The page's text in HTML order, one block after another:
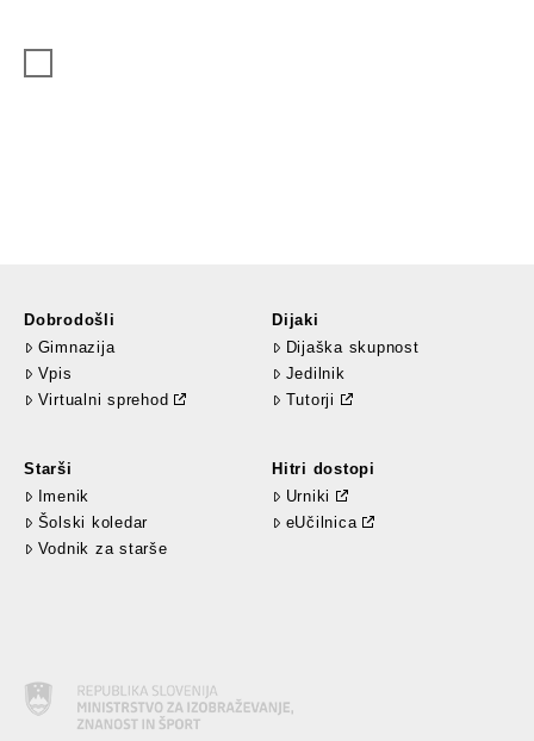
Dobrodošli
Gimnazija
Vpis
Virtualni sprehod
Dijaki
Dijaška skupnost
Jedilnik
Tutorji
Starši
Imenik
Šolski koledar
Vodnik za starše
Hitri dostopi
Urniki
eUčilnica